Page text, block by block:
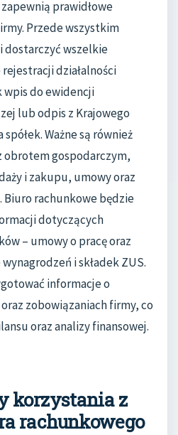
prawidłowe
Przede wszystkim
dostarczyć wszelkie
działalności
wpis do ewidencji
lub odpis z Krajowego
Ważne są również
gospodarczym,
i zakupu, umowy oraz
Biuro rachunkowe będzie
dotyczących
– umowy o pracę oraz
i składek ZUS.
informacje o
zobowiązaniach firmy, co
oraz analizy finansowej.
korzystania z
rachunkowego